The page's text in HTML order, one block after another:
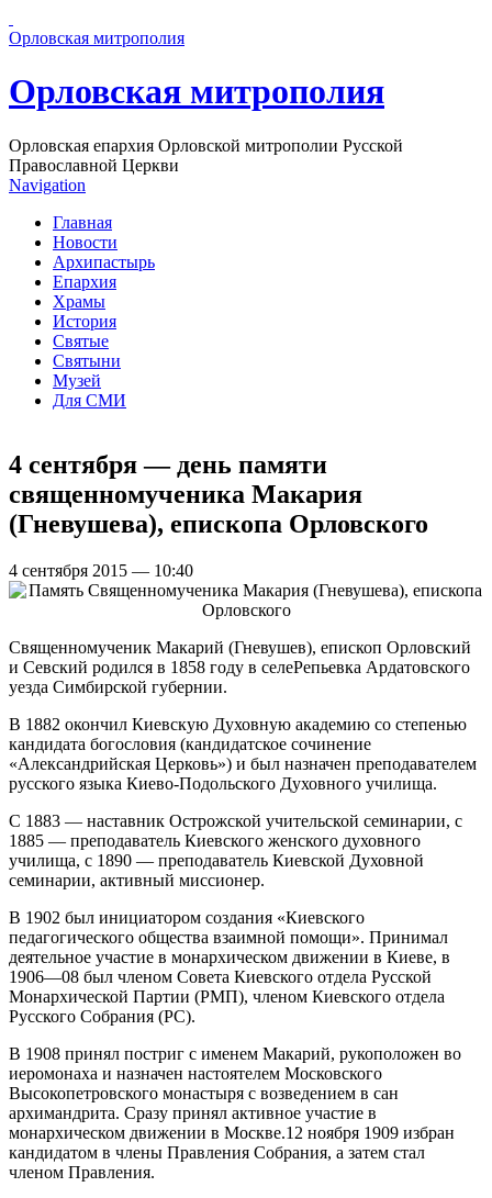
Орловская митрополия
Орловская митрополия
Орловская епархия Орловской митрополии Русской
Православной Церкви
Navigation
Главная
Новости
Архипастырь
Епархия
Храмы
История
Святые
Святыни
Музей
Для СМИ
4 сентября — день памяти
священномученика Макария
(Гневушева), епископа Орловского
4 сентября 2015 — 10:40
Священномученик Макарий (Гневушев), епископ Орловский
и Севский родился в 1858 году в селеРепьевка Ардатовского
уезда Симбирской губернии.
В 1882 окончил Киевскую Духовную академию со степенью
кандидата богословия (кандидатское сочинение
«Александрийская Церковь») и был назначен преподавателем
русского языка Киево-Подольского Духовного училища.
С 1883 — наставник Острожской учительской семинарии, с
1885 — преподаватель Киевского женского духовного
училища, с 1890 — преподаватель Киевской Духовной
семинарии, активный миссионер.
В 1902 был инициатором создания «Киевского
педагогического общества взаимной помощи». Принимал
деятельное участие в монархическом движении в Киеве, в
1906—08 был членом Совета Киевского отдела Русской
Монархической Партии (РМП), членом Киевского отдела
Русского Собрания (РС).
В 1908 принял постриг с именем Макарий, рукоположен во
иеромонаха и назначен настоятелем Московского
Высокопетровского монастыря с возведением в сан
архимандрита. Сразу принял активное участие в
монархическом движении в Москве.12 ноября 1909 избран
кандидатом в члены Правления Собрания, а затем стал
членом Правления.